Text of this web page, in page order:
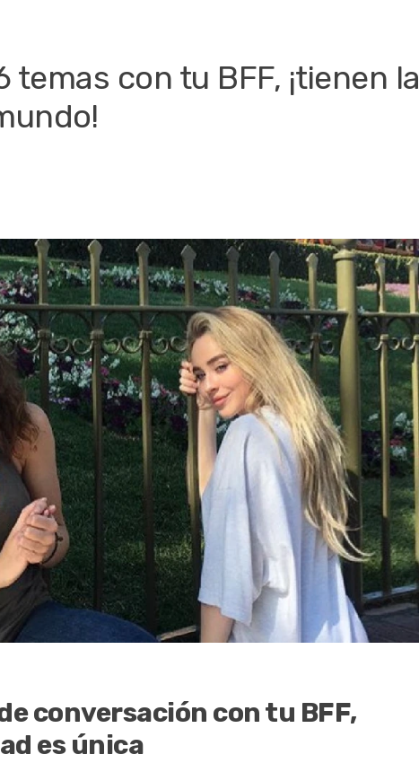
con tu BFF, ¡tienen la
conversación con tu BFF,
es única